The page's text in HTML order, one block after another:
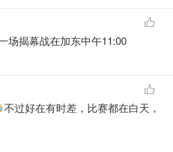
场，国家队进球数达到了98
点球，追平单届世界杯点球进
场揭幕战在加东中午11:00
不过好在有时差，比赛都在白天，